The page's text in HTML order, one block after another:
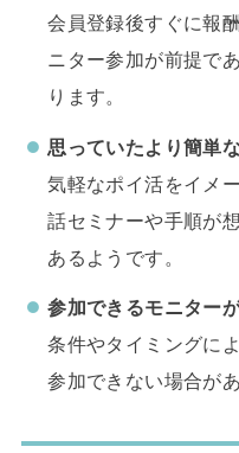
会員登録後すぐに報
ニター参加が前提で
ります。
思っていたより簡単
気軽なポイ活をイメ
話セミナーや手順が
あるようです。
参加できるモニター
条件やタイミングに
参加できない場合が